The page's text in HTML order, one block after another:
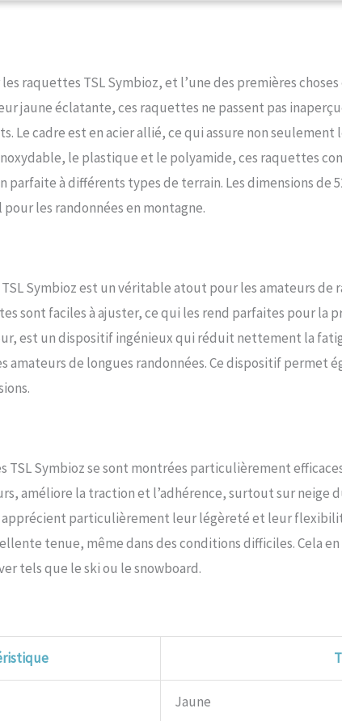
les raquettes TSL Symbioz, et l’une des premières
jaune éclatante, ces raquettes ne passent pas
Le cadre est en acier allié, ce qui assure non seulement
le plastique et le polyamide, ces raquettes
à différents types de terrain. Les dimensions de
les randonnées en montagne.
Symbioz est un véritable atout pour les amateurs de
sont faciles à ajuster, ce qui les rend parfaites pour la
est un dispositif ingénieux qui réduit nettement la
amateurs de longues randonnées. Ce dispositif permet
TSL Symbioz se sont montrées particulièrement
améliore la traction et l’adhérence, surtout sur neige
particulièrement leur légèreté et leur
tenue, même dans des conditions difficiles. Cela
tels que le ski ou le snowboard.
Jaune